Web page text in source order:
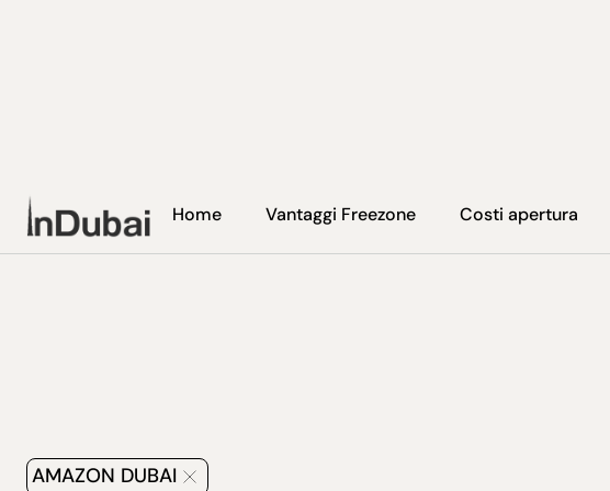
Home Vantaggi Freezone Costi apertura
AMAZON DUBAI